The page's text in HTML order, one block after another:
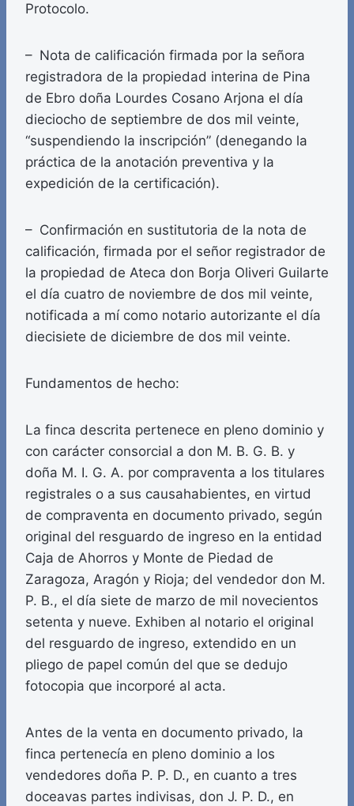
Protocolo.
– Nota de calificación firmada por la señora
registradora de la propiedad interina de Pina
de Ebro doña Lourdes Cosano Arjona el día
dieciocho de septiembre de dos mil veinte,
“suspendiendo la inscripción” (denegando la
práctica de la anotación preventiva y la
expedición de la certificación).
– Confirmación en sustitutoria de la nota de
calificación, firmada por el señor registrador de
la propiedad de Ateca don Borja Oliveri Guilarte
el día cuatro de noviembre de dos mil veinte,
notificada a mí como notario autorizante el día
diecisiete de diciembre de dos mil veinte.
Fundamentos de hecho:
La finca descrita pertenece en pleno dominio y
con carácter consorcial a don M. B. G. B. y
doña M. I. G. A. por compraventa a los titulares
registrales o a sus causahabientes, en virtud
de compraventa en documento privado, según
original del resguardo de ingreso en la entidad
Caja de Ahorros y Monte de Piedad de
Zaragoza, Aragón y Rioja; del vendedor don M.
P. B., el día siete de marzo de mil novecientos
setenta y nueve. Exhiben al notario el original
del resguardo de ingreso, extendido en un
pliego de papel común del que se dedujo
fotocopia que incorporé al acta.
Antes de la venta en documento privado, la
finca pertenecía en pleno dominio a los
vendedores doña P. P. D., en cuanto a tres
doceavas partes indivisas, don J. P. D., en